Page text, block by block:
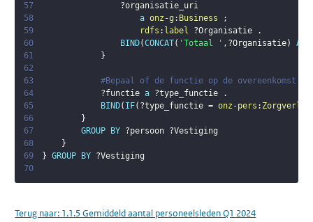
57
?organisatie_uri
58
a onz-g : Business
;
59
rdfs : label ?Organisatie
.
60
BIND(CONCAT( 'Totaal ' , ?Organisatie) AS
61
}
62
63
#Bepaal of de functie op de overeenkomst
64
?functie a ?type_functie
.
65
BIND( IF( ?type_functie = onz-pers :
66
}
67
GROUP BY ?persoon ?Vestiging
68
}
69
} GROUP BY ?Vestiging
70
Terug naar: 1.1.5 Gemiddeld aantal personeelsleden Q1 2024